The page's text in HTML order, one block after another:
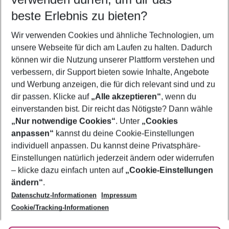
Flug & Hotel Mykonos
Frübucher Angebote Mykonos für 2026
Last Minute Mykonos
Pauschalreisen Mykonos
Urlaub Mykonos
Footer
Footer navigation
Über uns
AGB
Bestpreisgarantie
Cookie-Einstellungen ändern
Cookie-Richtlinie
Agenturbetreuung
Barrierefreies Reisen
Folge uns
beste Erlebnis zu bieten?
Wir verwenden Cookies und ähnliche Technologien, um
unsere Webseite für dich am Laufen zu halten. Dadurch
können wir die Nutzung unserer Plattform verstehen und
verbessern, dir Support bieten sowie Inhalte, Angebote
und Werbung anzeigen, die für dich relevant sind und zu
dir passen. Klicke auf „Alle akzeptieren“, wenn du
einverstanden bist. Dir reicht das Nötigste? Dann wähle
„Nur notwendige Cookies“. Unter „Cookies
anpassen“ kannst du deine Cookie-Einstellungen
individuell anpassen. Du kannst deine Privatsphäre-
Einstellungen natürlich jederzeit ändern oder widerrufen
– klicke dazu einfach unten auf „Cookie-Einstellungen
ändern“.
Datenschutz-Informationen
Impressum
Cookie/Tracking-Informationen